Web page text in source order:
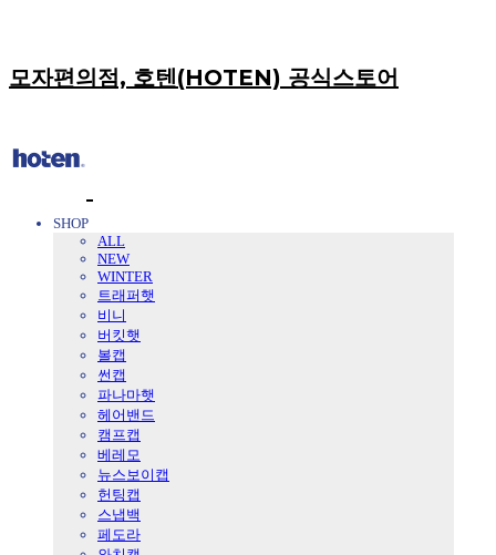
모자편의점, 호텐(HOTEN) 공식스토어
SHOP
ALL
NEW
WINTER
트래퍼햇
비니
버킷햇
볼캡
썬캡
파나마햇
헤어밴드
캠프캡
베레모
뉴스보이캡
헌팅캡
스냅백
페도라